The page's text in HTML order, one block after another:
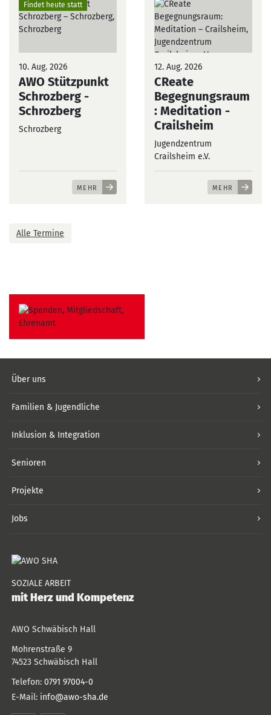
Findet heute statt
10. Aug. 2026
AWO Stützpunkt
Schrozberg -
Schrozberg
Schrozberg
MEHR
12. Aug. 2026
CReate
Begegnungsraum
: Meditation -
Crailsheim
Jugendzentrum
Crailsheim e.V.
MEHR
Alle Termine
Über uns
Familien & Jugendliche
Inklusion & Integration
Senioren
Projekte
Jobs
SOZIALE ARBEIT
mit Herz und Kompetenz
AWO Schwäbisch Hall
Mohrenstraße 9
74523 Schwäbisch Hall
Telefon: 0791 97004-0
E-Mail: info@awo-sha.de